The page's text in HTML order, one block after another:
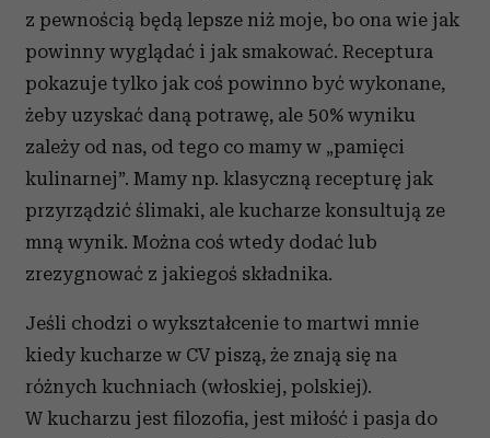
z pewnością będą lepsze niż moje, bo ona wie jak
powinny wyglądać i jak smakować. Receptura
pokazuje tylko jak coś powinno być wykonane,
żeby uzyskać daną potrawę, ale 50% wyniku
zależy od nas, od tego co mamy w „pamięci
kulinarnej”. Mamy np. klasyczną recepturę jak
przyrządzić ślimaki, ale kucharze konsultują ze
mną wynik. Można coś wtedy dodać lub
zrezygnować z jakiegoś składnika.
Jeśli chodzi o wykształcenie to martwi mnie
kiedy kucharze w CV piszą, że znają się na
różnych kuchniach (włoskiej, polskiej).
W kucharzu jest filozofia, jest miłość i pasja do